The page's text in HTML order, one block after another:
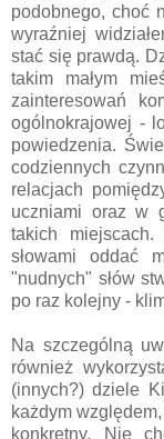
podobnego, choć
wyraźniej
stać się prawdą.
takim małym
zainteresowań
ogólnokrajowej -
powiedzenia.
codziennych
relacjach
uczniami oraz w
takich
słowami oddać
"nudnych" słów
po raz kolejny -
Na szczególną
również
(innych?) dziele
każdym
konkretny. Nie